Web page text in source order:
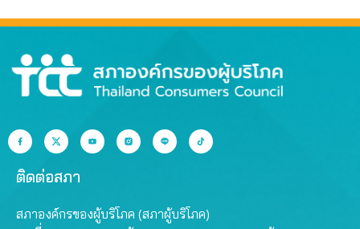
ติดต่อสภา
สภาองค์กรของผู้บริโภค (สภาผู้บริโภค)